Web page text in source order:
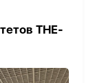
THE-